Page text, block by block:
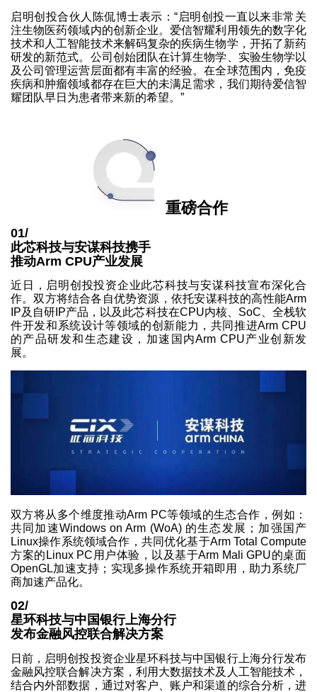
启明创投合伙人陈侃博士表示：“启明创投一直以来非常关
注生物医药领域内的创新企业。爱信智耀利用领先的数字化
技术和人工智能技术来解码复杂的疾病生物学，开拓了新药
研发的新范式。公司创始团队在计算生物学、实验生物学以
及公司管理运营层面都有丰富的经验。在全球范围内，免疫
疾病和肿瘤领域都存在巨大的未满足需求，我们期待爱信智
耀团队早日为患者带来新的希望。”
重磅合作
01/
此芯科技与安谋科技携手
推动Arm CPU产业发展
近日，启明创投投资企业此芯科技与安谋科技宣布深化合
作。双方将结合各自优势资源，依托安谋科技的高性能Arm
IP及自研IP产品，以及此芯科技在CPU内核、SoC、全栈软
件开发和系统设计等领域的创新能力，共同推进Arm CPU
的产品研发和生态建设，加速国内Arm CPU产业创新发
展。
双方将从多个维度推动Arm PC等领域的生态合作，例如：
共同加速Windows on Arm (WoA) 的生态发展；加强国产
Linux操作系统领域合作，共同优化基于Arm Total Compute
方案的Linux PC用户体验，以及基于Arm Mali GPU的桌面
OpenGL加速支持；实现多操作系统开箱即用，助力系统厂
商加速产品化。
02/
星环科技与中国银行上海分行
发布金融风控联合解决方案
日前，启明创投投资企业星环科技与中国银行上海分行发布
金融风控联合解决方案，利用大数据技术及人工智能技术，
结合内外部数据，通过对客户、账户和渠道的综合分析，进